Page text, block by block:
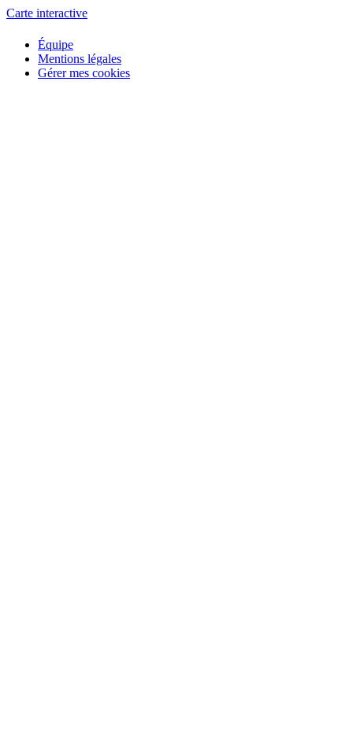
Carte interactive
Équipe
Mentions légales
Gérer mes cookies